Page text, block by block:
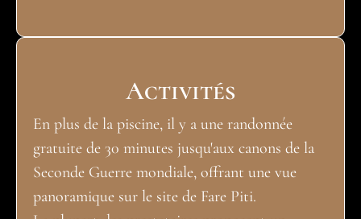
Activités
En plus de la piscine, il y a une randonnée
gratuite de 30 minutes jusqu'aux canons de la
Seconde Guerre mondiale, offrant une vue
panoramique sur le site de Fare Piti.